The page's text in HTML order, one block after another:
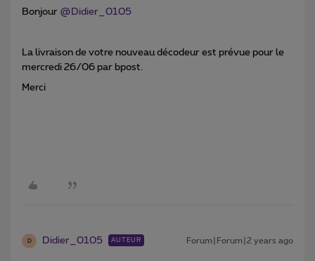
Bonjour @Didier_0105
La livraison de votre nouveau décodeur est prévue pour le
mercredi 26/06 par bpost.
Merci
D Didier_0105 AUTEUR Forum|Forum|2 years ago